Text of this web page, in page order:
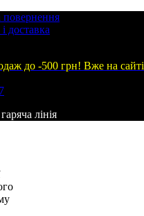
повернення
доставка
до -500 грн! Вже на сайті
лінія